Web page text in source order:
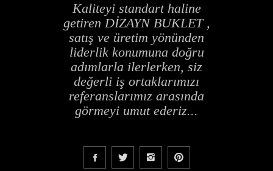
Kaliteyi standart haline
getiren DİZAYN BUKLET ,
satış ve üretim yönünden
liderlik konumuna doğru
adımlarla ilerlerken, siz
değerli iş ortaklarımızı
referanslarımız arasında
görmeyi umut ederiz...